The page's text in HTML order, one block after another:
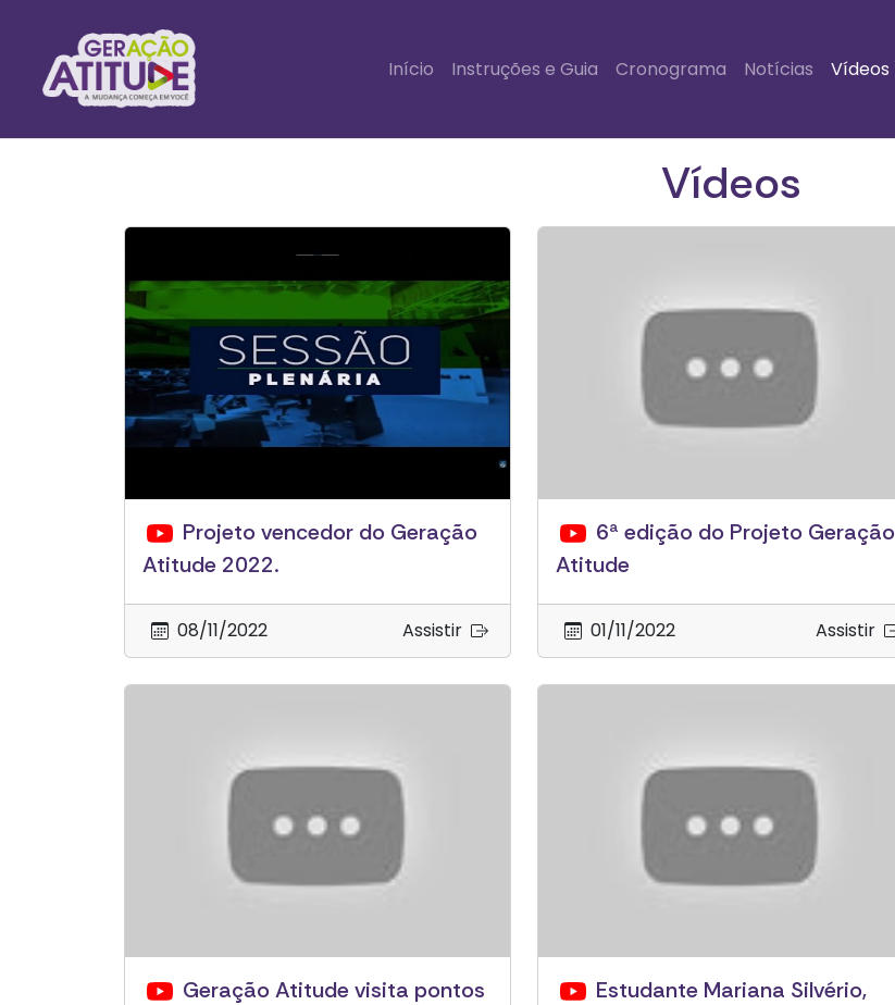
Início Instruções e Guia Cronograma Notícias Vídeos
Vídeos
Projeto vencedor do Geração
Atitude 2022.
08/11/2022 Assistir
6ª edição do Projeto Geração
Atitude
01/11/2022 Assistir
Geração Atitude visita pontos
Estudante Mariana Silvério,